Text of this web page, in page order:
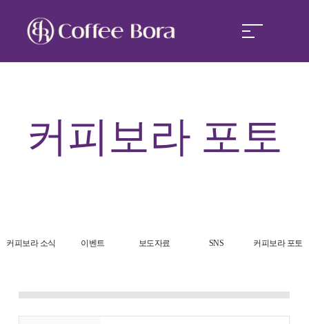
커피보라 경쟁력
커피보라 포토
커피보라 소식 이벤트 보도자료 SNS 커피보라 포토